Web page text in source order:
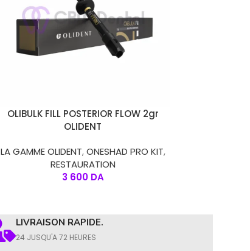
CHOIX DES OPTIONS
OLIBULK FILL POSTERIOR FLOW 2gr
OLIDENT
LA GAMME OLIDENT,ONESHAD PRO KIT,
RESTAURATION
3 600 DA
LIVRAISON RAPIDE.
24 JUSQU'A 72 HEURES